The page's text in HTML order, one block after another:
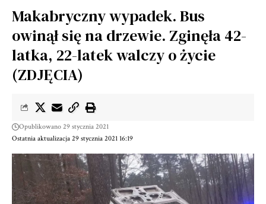
Makabryczny wypadek. Bus
owinął się na drzewie. Zginęła 42-
latka, 22-latek walczy o życie
(ZDJĘCIA)
Ostatnia aktualizacja 29 stycznia 2021 16:19
Opublikowano 29 stycznia 2021